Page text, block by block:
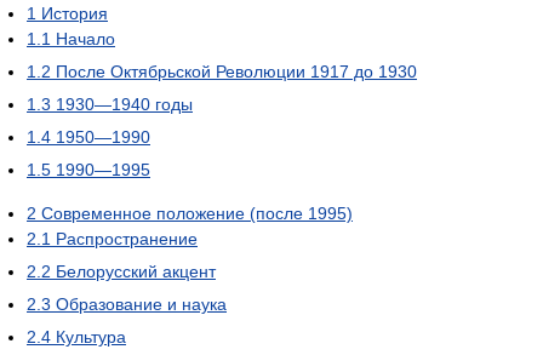
1 История
1.1 Начало
1.2 После Октябрьской Революции 1917 до 1930
1.3 1930—1940 годы
1.4 1950—1990
1.5 1990—1995
2 Современное положение (после 1995)
2.1 Распространение
2.2 Белорусский акцент
2.3 Образование и наука
2.4 Культура